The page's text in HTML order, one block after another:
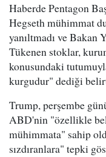
Haberde Pentagon
Hegseth mühimmat
yanıltmadı ve Bakan
Tükenen stoklar,
konusundaki
kurgudur" dediği
Trump, perşembe
ABD'nin "özellikle
mühimmata" sahip
sızdıranlara" tepki